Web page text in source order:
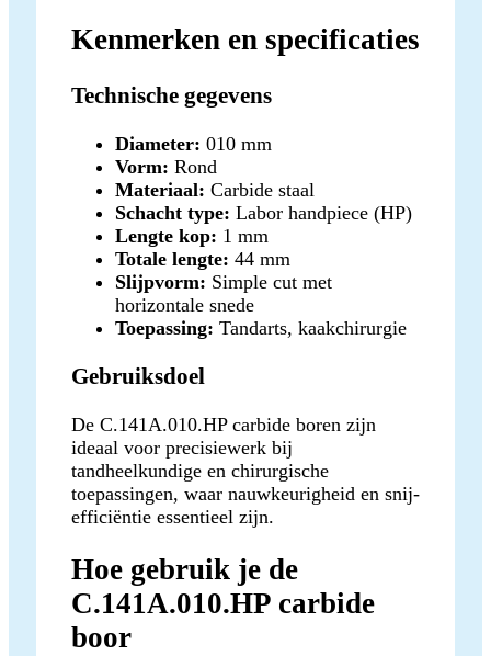
Kenmerken en specificaties
Technische gegevens
Diameter: 010 mm
Vorm: Rond
Materiaal: Carbide staal
Schacht type: Labor handpiece (HP)
Lengte kop: 1 mm
Totale lengte: 44 mm
Slijpvorm: Simple cut met
horizontale snede
Toepassing: Tandarts, kaakchirurgie
Gebruiksdoel
De C.141A.010.HP carbide boren zijn
ideaal voor precisiewerk bij
tandheelkundige en chirurgische
toepassingen, waar nauwkeurigheid en snij-
efficiëntie essentieel zijn.
Hoe gebruik je de
C.141A.010.HP carbide
boor